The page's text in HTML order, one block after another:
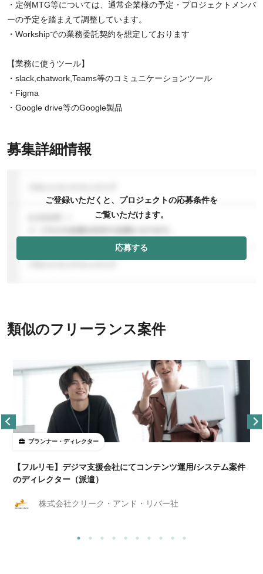
・定例MTG等については、通常企業様の予定・プロジェクトメンバ
ーの予定を踏まえて調整しています。
・Workshipでの業務委託契約を想定しております
【業務に使うツール】
・slack,chatwork,Teams等のコミュニケーションツール
・Figma
・Google drive等のGoogle製品
募集詳細情報
ご登録いただくと、プロジェクトの応募条件を
ご覧いただけます。
応募する
類似のフリーランス案件
プランナー・ディレクター
【フルリモ】デジマ支援会社にてコンテンツ運用/システム案件
のディレクター（派遣）
株式会社クリーク・アンド・リバー社